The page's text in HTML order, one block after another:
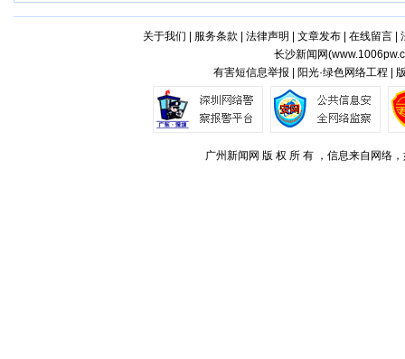
关于我们 服务条款 法律声明 文章发布| 在线留言|
长沙新闻网(
有害短信息举报 | 阳光·绿色网络工程 |
广州新闻网 版 权 所 有 ，信息来自网络